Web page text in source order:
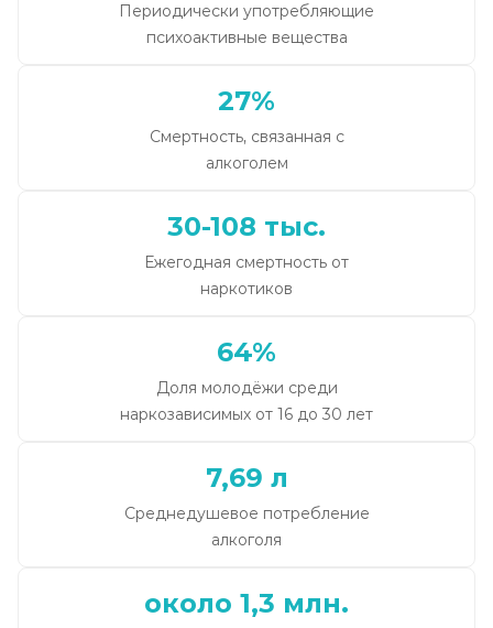
Периодически употребляющие
психоактивные вещества
27%
Смертность, связанная с
алкоголем
30-108 тыс.
Ежегодная смертность от
наркотиков
64%
Доля молодёжи среди
наркозависимых от 16 до 30 лет
7,69 л
Среднедушевое потребление
алкоголя
около 1,3 млн.